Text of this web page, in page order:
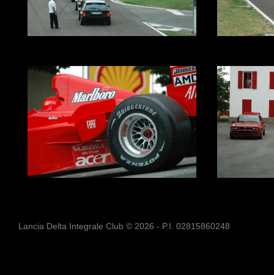
Lancia Delta Integrale Club © 2026 - P.I. 02815860248